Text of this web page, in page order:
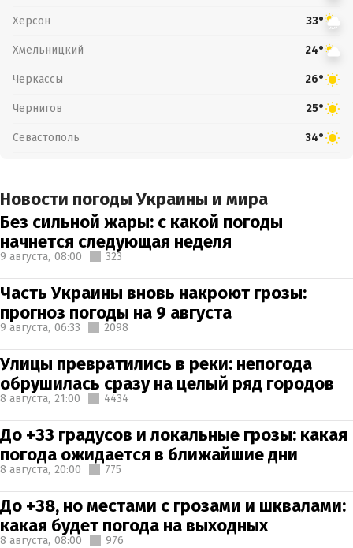
Херсон 33°
Хмельницкий 24°
Черкассы 26°
Чернигов 25°
Севастополь 34°
Новости погоды Украины и мира
Без сильной жары: с какой погоды
начнется следующая неделя
9 августа, 08:00 323
Часть Украины вновь накроют грозы:
прогноз погоды на 9 августа
9 августа, 06:33 2098
Улицы превратились в реки: непогода
обрушилась сразу на целый ряд городов
8 августа, 21:00 4434
До +33 градусов и локальные грозы: какая
погода ожидается в ближайшие дни
8 августа, 20:00 775
До +38, но местами с грозами и шквалами:
какая будет погода на выходных
8 августа, 08:00 976